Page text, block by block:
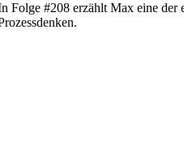
Folge #208 erzählt Max eine